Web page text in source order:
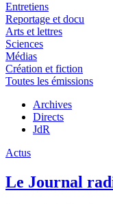
Entretiens
Reportage et docu
Arts et lettres
Sciences
Médias
Création et fiction
Toutes les émissions
Archives
Directs
JdR
Actus
Le Journal